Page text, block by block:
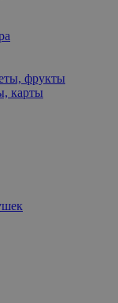
фрукты
карты